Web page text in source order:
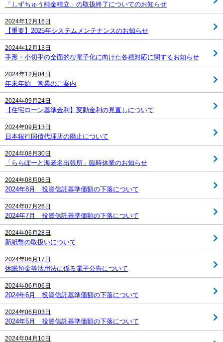
「しずちゅう純金積立」の取扱終了についてのお知らせ
2024年12月16日
【重要】2025年システムメンテナンスのお知らせ
2024年12月13日
手形・小切手の全面的な電子化に向けた各種対応に関するお知らせ
2024年12月04日
年末年始 営業のご案内
2024年09月24日
【住宅ローン基準金利】変動金利の見直しについて
2024年09月13日
日本銀行国債代理店の廃止について
2024年08月30日
「ららぽーと海老名出張所」臨時休業のお知らせ
2024年08月06日
2024年8月 投資信託基準価額の下落について
2024年07月26日
2024年7月 投資信託基準価額の下落について
2024年06月28日
新紙幣の取扱いについて
2024年06月17日
休眠預金等活用法に係る電子公告について
2024年06月06日
2024年6月 投資信託基準価額の下落について
2024年06月03日
2024年5月 投資信託基準価額の下落について
2024年04月10日